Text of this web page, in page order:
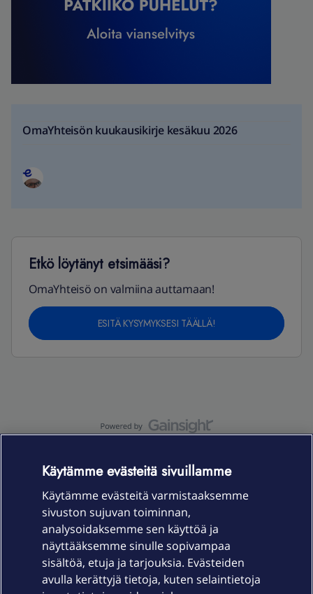
OmaYhteisön kuukausikirje kesäkuu 2026
Etkö löytänyt etsimääsi?
OmaYhteisö on valmiina auttamaan!
ESITÄ KYSYMYKSESI TÄÄLLÄ!
Laitteet & liittymät
Palvelut
Käytämme evästeitä sivuillamme
Käytämme evästeitä varmistaaksemme
sivuston sujuvan toiminnan,
analysoidaksemme sen käyttöä ja
näyttääksemme sinulle sopivampaa
sisältöä, etuja ja tarjouksia. Evästeiden
avulla kerättyjä tietoja, kuten selaintietoja